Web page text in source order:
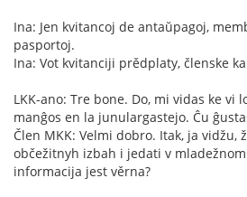
Ina: Jen kvitancoj de antaŭpagoj,
pasportoj.
Ina: Vot kvitanciji prědplaty, členske
LKK-ano: Tre bone. Do, mi vidas ke vi
manĝos en la junulargastejo. Ĉu
Člen MKK: Velmi dobro. Itak, ja vidžu,
občežitnyh izbah i jedati v
informacija jest věrna?